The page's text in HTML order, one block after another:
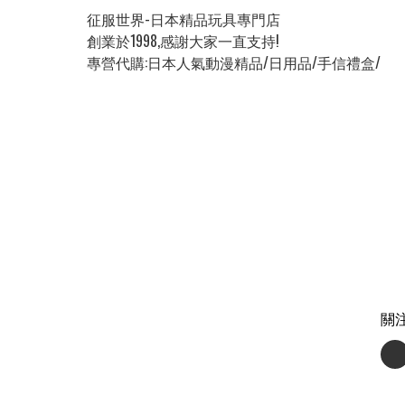
征服世界-日本精品玩具專門店
創業於1998,感謝大家一直支持!
專營代購:日本人氣動漫精品/日用品/手信禮盒/
關